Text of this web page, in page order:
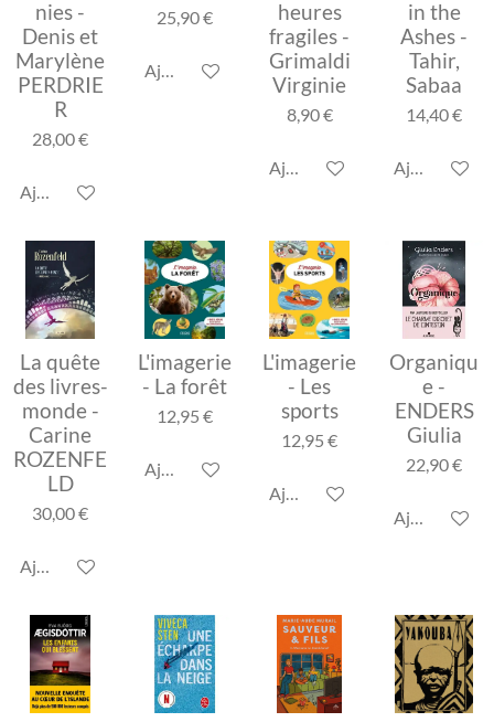
nies -
Denis et
Marylène
PERDRIE
R
28,00 €
Ajouter au panier
25,90 €
Ajouter au panier
heures
fragiles -
Grimaldi
Virginie
8,90 €
Ajouter au panier
in the
Ashes -
Tahir,
Sabaa
14,40 €
Ajouter au
La quête
des livres-
monde -
Carine
ROZENFE
LD
30,00 €
Ajouter au panier
L'imagerie
- La forêt
12,95 €
Ajouter au panier
L'imagerie
- Les
sports
12,95 €
Ajouter au panier
Organiqu
e -
ENDERS
Giulia
22,90 €
Ajouter au